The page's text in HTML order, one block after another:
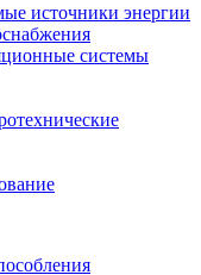
источники энергии
системы